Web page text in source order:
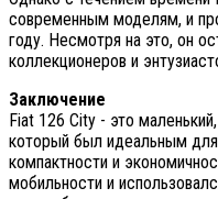
современным моделям, и
году. Несмотря на это, он
коллекционеров и
Заключение
Fiat 126 City - это
который был идеальным
компактности и
мобильности и